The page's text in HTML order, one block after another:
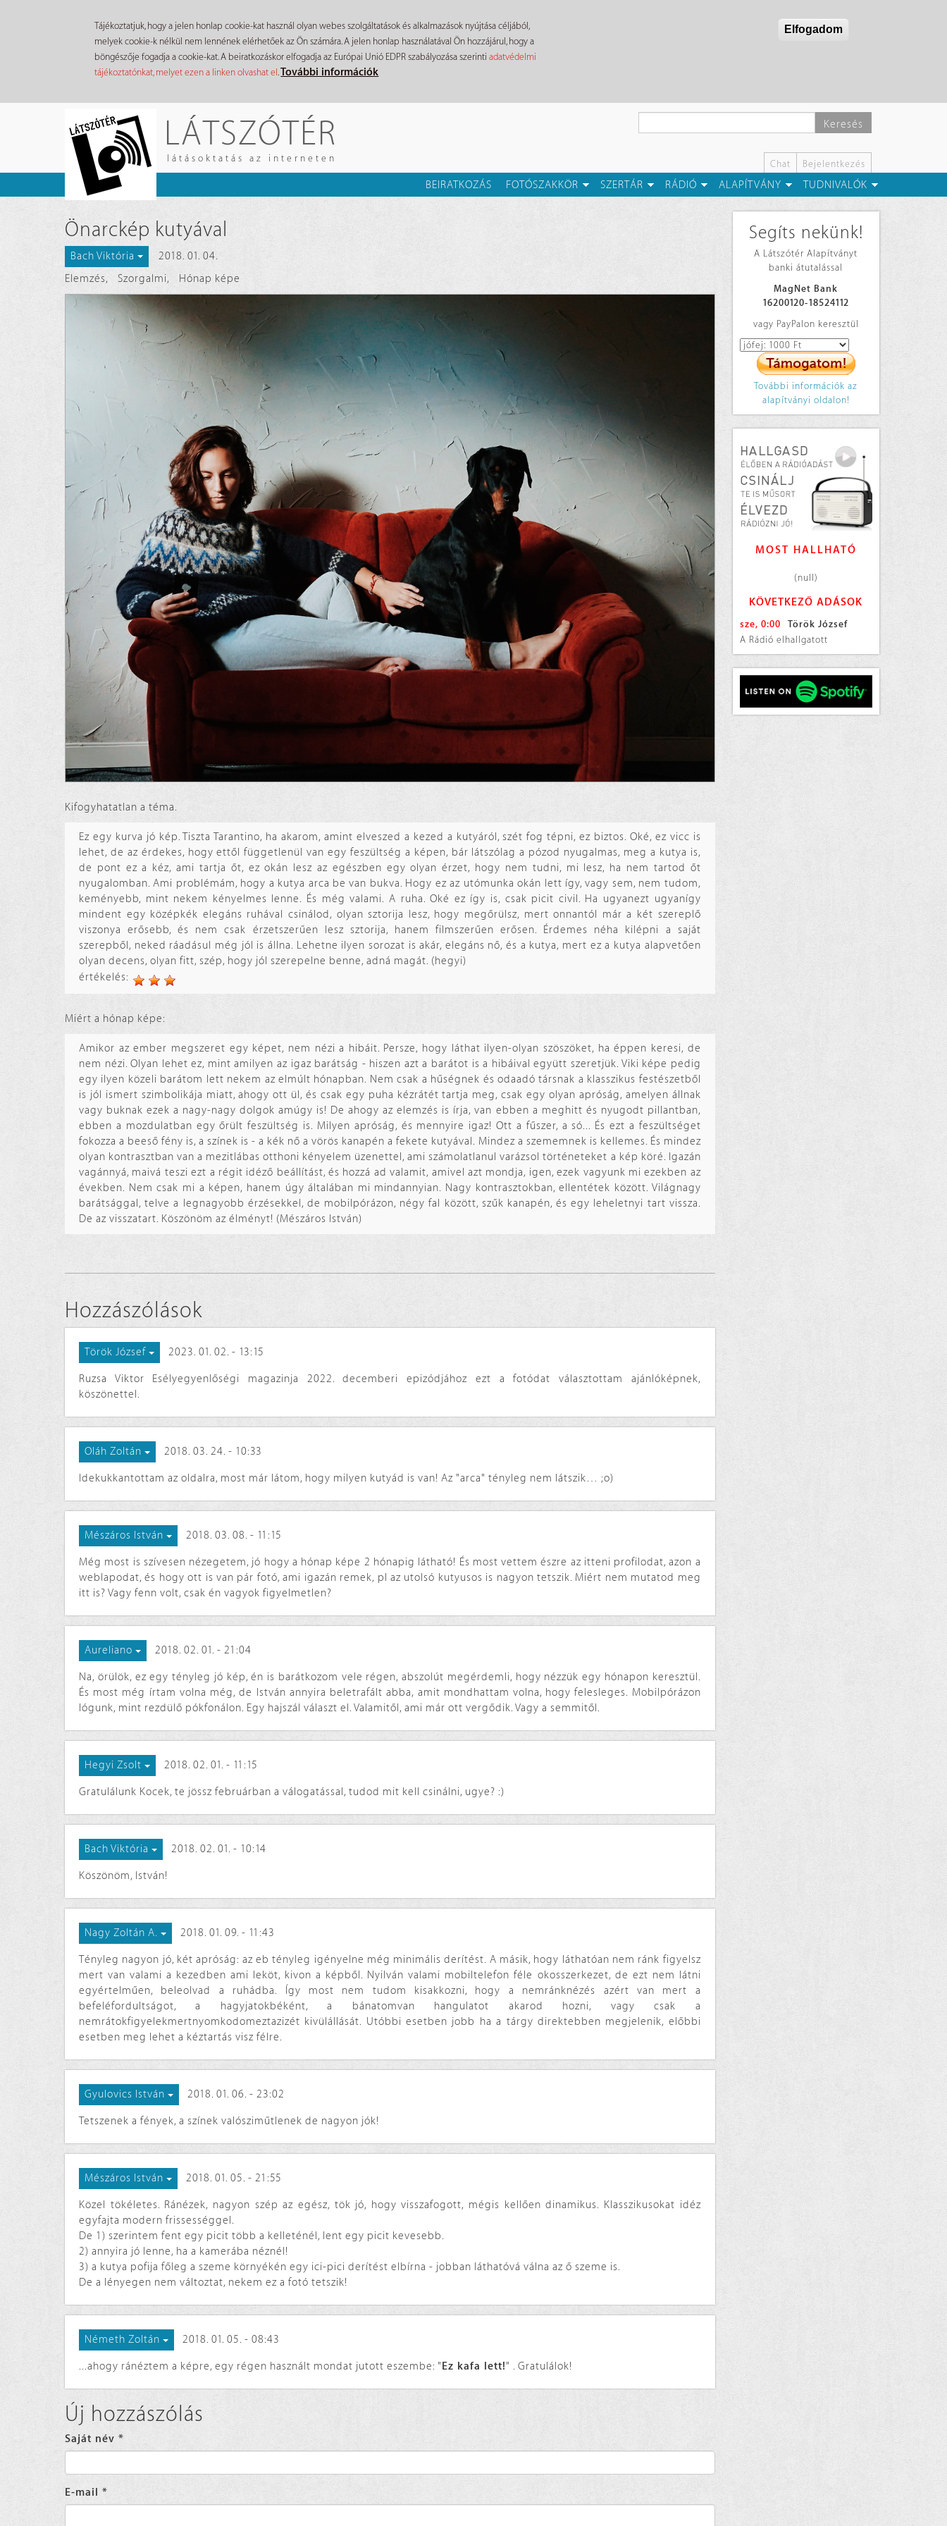
Tájékoztatjuk, hogy a jelen honlap cookie-kat használ olyan webes szolgáltatások és alkalmazások nyújtása céljából,
melyek cookie-k nélkül nem lennének elérhetőek az Ön számára. A jelen honlap használatával Ön hozzájárul, hogy a
böngészője fogadja a cookie-kat. A beiratkozáskor elfogadja az Európai Unió EDPR szabályozása szerintiadatvédelmi
tájékoztatónkat, melyet ezen a linken olvashat el.További információk
Elfogadom
LÁTSZÓTÉR
látásoktatás az interneten
Keresés
Chat Bejelentkezés
BEIRATKOZÁS FOTÓSZAKKÖR SZERTÁR RÁDIÓ ALAPÍTVÁNY TUDNIVALÓK
Önarckép kutyával
Bach Viktória
2018. 01. 04.
Elemzés, Szorgalmi, Hónap képe
Kifogyhatatlan a téma.
Ez egy kurva jó kép. Tiszta Tarantino, ha akarom, amint elveszed a kezed a kutyáról, szét fog tépni, ez biztos. Oké, ez vicc is
lehet, de az érdekes, hogy ettől függetlenül van egy feszültség a képen, bár látszólag a pózod nyugalmas, meg a kutya is,
de pont ez a kéz, ami tartja őt, ez okán lesz az egészben egy olyan érzet, hogy nem tudni, mi lesz, ha nem tartod őt
nyugalomban. Ami problémám, hogy a kutya arca be van bukva. Hogy ez az utómunka okán lett így, vagy sem, nem tudom,
keményebb, mint nekem kényelmes lenne. És még valami. A ruha. Oké ez így is, csak picit civil. Ha ugyanezt ugyanígy
mindent egy középkék elegáns ruhával csinálod, olyan sztorija lesz, hogy megőrülsz, mert onnantól már a két szereplő
viszonya erősebb, és nem csak érzetszerűen lesz sztorija, hanem filmszerűen erősen. Érdemes néha kilépni a saját
szerepből, neked ráadásul még jól is állna. Lehetne ilyen sorozat is akár, elegáns nő, és a kutya, mert ez a kutya alapvetően
olyan decens, olyan fitt, szép, hogy jól szerepelne benne, adná magát. (hegyi)
értékelés:
Miért a hónap képe:
Amikor az ember megszeret egy képet, nem nézi a hibáit. Persze, hogy láthat ilyen-olyan szöszöket, ha éppen keresi, de
nem nézi. Olyan lehet ez, mint amilyen az igaz barátság - hiszen azt a barátot is a hibáival együtt szeretjük. Viki képe pedig
egy ilyen közeli barátom lett nekem az elmúlt hónapban. Nem csak a hűségnek és odaadó társnak a klasszikus festészetből
is jól ismert szimbolikája miatt, ahogy ott ül, és csak egy puha kézrátét tartja meg, csak egy olyan apróság, amelyen állnak
vagy buknak ezek a nagy-nagy dolgok amúgy is! De ahogy az elemzés is írja, van ebben a meghitt és nyugodt pillantban,
ebben a mozdulatban egy őrült feszültség is. Milyen apróság, és mennyire igaz! Ott a fűszer, a só... És ezt a feszültséget
fokozza a beeső fény is, a színek is - a kék nő a vörös kanapén a fekete kutyával. Mindez a szememnek is kellemes. És mindez
olyan kontrasztban van a mezitlábas otthoni kényelem üzenettel, ami számolatlanul varázsol történeteket a kép köré. Igazán
vagánnyá, maivá teszi ezt a régit idéző beállítást, és hozzá ad valamit, amivel azt mondja, igen, ezek vagyunk mi ezekben az
években. Nem csak mi a képen, hanem úgy általában mi mindannyian. Nagy kontrasztokban, ellentétek között. Világnagy
barátsággal, telve a legnagyobb érzésekkel, de mobilpórázon, négy fal között, szűk kanapén, és egy leheletnyi tart vissza.
De az visszatart. Köszönöm az élményt! (Mészáros István)
Hozzászólások
Török József 2023. 01. 02. - 13:15
Ruzsa Viktor Esélyegyenlőségi magazinja 2022. decemberi epizódjához ezt a fotódat választottam ajánlóképnek,
köszönettel.
Oláh Zoltán 2018. 03. 24. - 10:33
Idekukkantottam az oldalra, most már látom, hogy milyen kutyád is van! Az "arca" tényleg nem látszik… ;o)
Mészáros István 2018. 03. 08. - 11:15
Még most is szívesen nézegetem, jó hogy a hónap képe 2 hónapig látható! És most vettem észre az itteni profilodat, azon a
weblapodat, és hogy ott is van pár fotó, ami igazán remek, pl az utolsó kutyusos is nagyon tetszik. Miért nem mutatod meg
itt is? Vagy fenn volt, csak én vagyok figyelmetlen?
Aureliano 2018. 02. 01. - 21:04
Na, örülök, ez egy tényleg jó kép, én is barátkozom vele régen, abszolút megérdemli, hogy nézzük egy hónapon keresztül.
És most még írtam volna még, de István annyira beletrafált abba, amit mondhattam volna, hogy felesleges. Mobilpórázon
lógunk, mint rezdülő pókfonálon. Egy hajszál választ el. Valamitől, ami már ott vergődik. Vagy a semmitől.
Hegyi Zsolt 2018. 02. 01. - 11:15
Gratulálunk Kocek, te jössz februárban a válogatással, tudod mit kell csinálni, ugye? :)
Bach Viktória 2018. 02. 01. - 10:14
Köszönöm, István!
Nagy Zoltán A. 2018. 01. 09. - 11:43
Tényleg nagyon jó, két apróság: az eb tényleg igényelne még minimális derítést. A másik, hogy láthatóan nem ránk figyelsz
mert van valami a kezedben ami leköt, kivon a képből. Nyilván valami mobiltelefon féle okosszerkezet, de ezt nem látni
egyértelműen, beleolvad a ruhádba. Így most nem tudom kisakkozni, hogy a nemránknézés azért van mert a
befeléfordultságot, a hagyjatokbéként, a bánatomvan hangulatot akarod hozni, vagy csak a
nemrátokfigyelekmertnyomkodomeztazizét kivülállását. Utóbbi esetben jobb ha a tárgy direktebben megjelenik, előbbi
esetben meg lehet a kéztartás visz félre.
Gyulovics István 2018. 01. 06. - 23:02
Tetszenek a fények, a színek valósziműtlenek de nagyon jók!
Mészáros István 2018. 01. 05. - 21:55
Közel tökéletes. Ránézek, nagyon szép az egész, tök jó, hogy visszafogott, mégis kellően dinamikus. Klasszikusokat idéz
egyfajta modern frissességgel.
De 1) szerintem fent egy picit több a kelleténél, lent egy picit kevesebb.
2) annyira jó lenne, ha a kamerába néznél!
3) a kutya pofija főleg a szeme környékén egy ici-pici derítést elbírna - jobban láthatóvá válna az ő szeme is.
De a lényegen nem változtat, nekem ez a fotó tetszik!
Németh Zoltán 2018. 01. 05. - 08:43
...ahogy ránéztem a képre, egy régen használt mondat jutott eszembe: "Ez kafa lett!" . Gratulálok!
Új hozzászólás
Saját név *
E-mail *
Segíts nekünk!
A Látszótér Alapítványt
banki átutalással
MagNet Bank
16200120-18524112
vagy PayPalon keresztül
További információk az
alapítványi oldalon!
MOST HALLHATÓ
(null)
KÖVETKEZŐ ADÁSOK
sze, 0:00
Török József
A Rádió elhallgatott